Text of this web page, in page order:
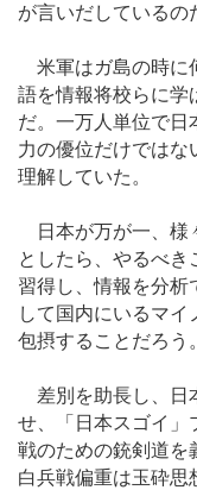
が言いだしているの
米軍はガ島の時に
語を情報将校らに学
だ。一万人単位で日
力の優位だけではな
理解していた。
日本が万が一、様
としたら、やるべき
習得し、情報を分析
して国内にいるマ
包摂することだろう。
差別を助長し、日
せ、「日本スゴイ」
戦のための銃剣道を
白兵戦偏重は玉砕思